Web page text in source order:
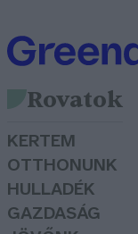
Rovatok
KERTEM
OTTHONUNK
HULLADÉK
GAZDASÁG